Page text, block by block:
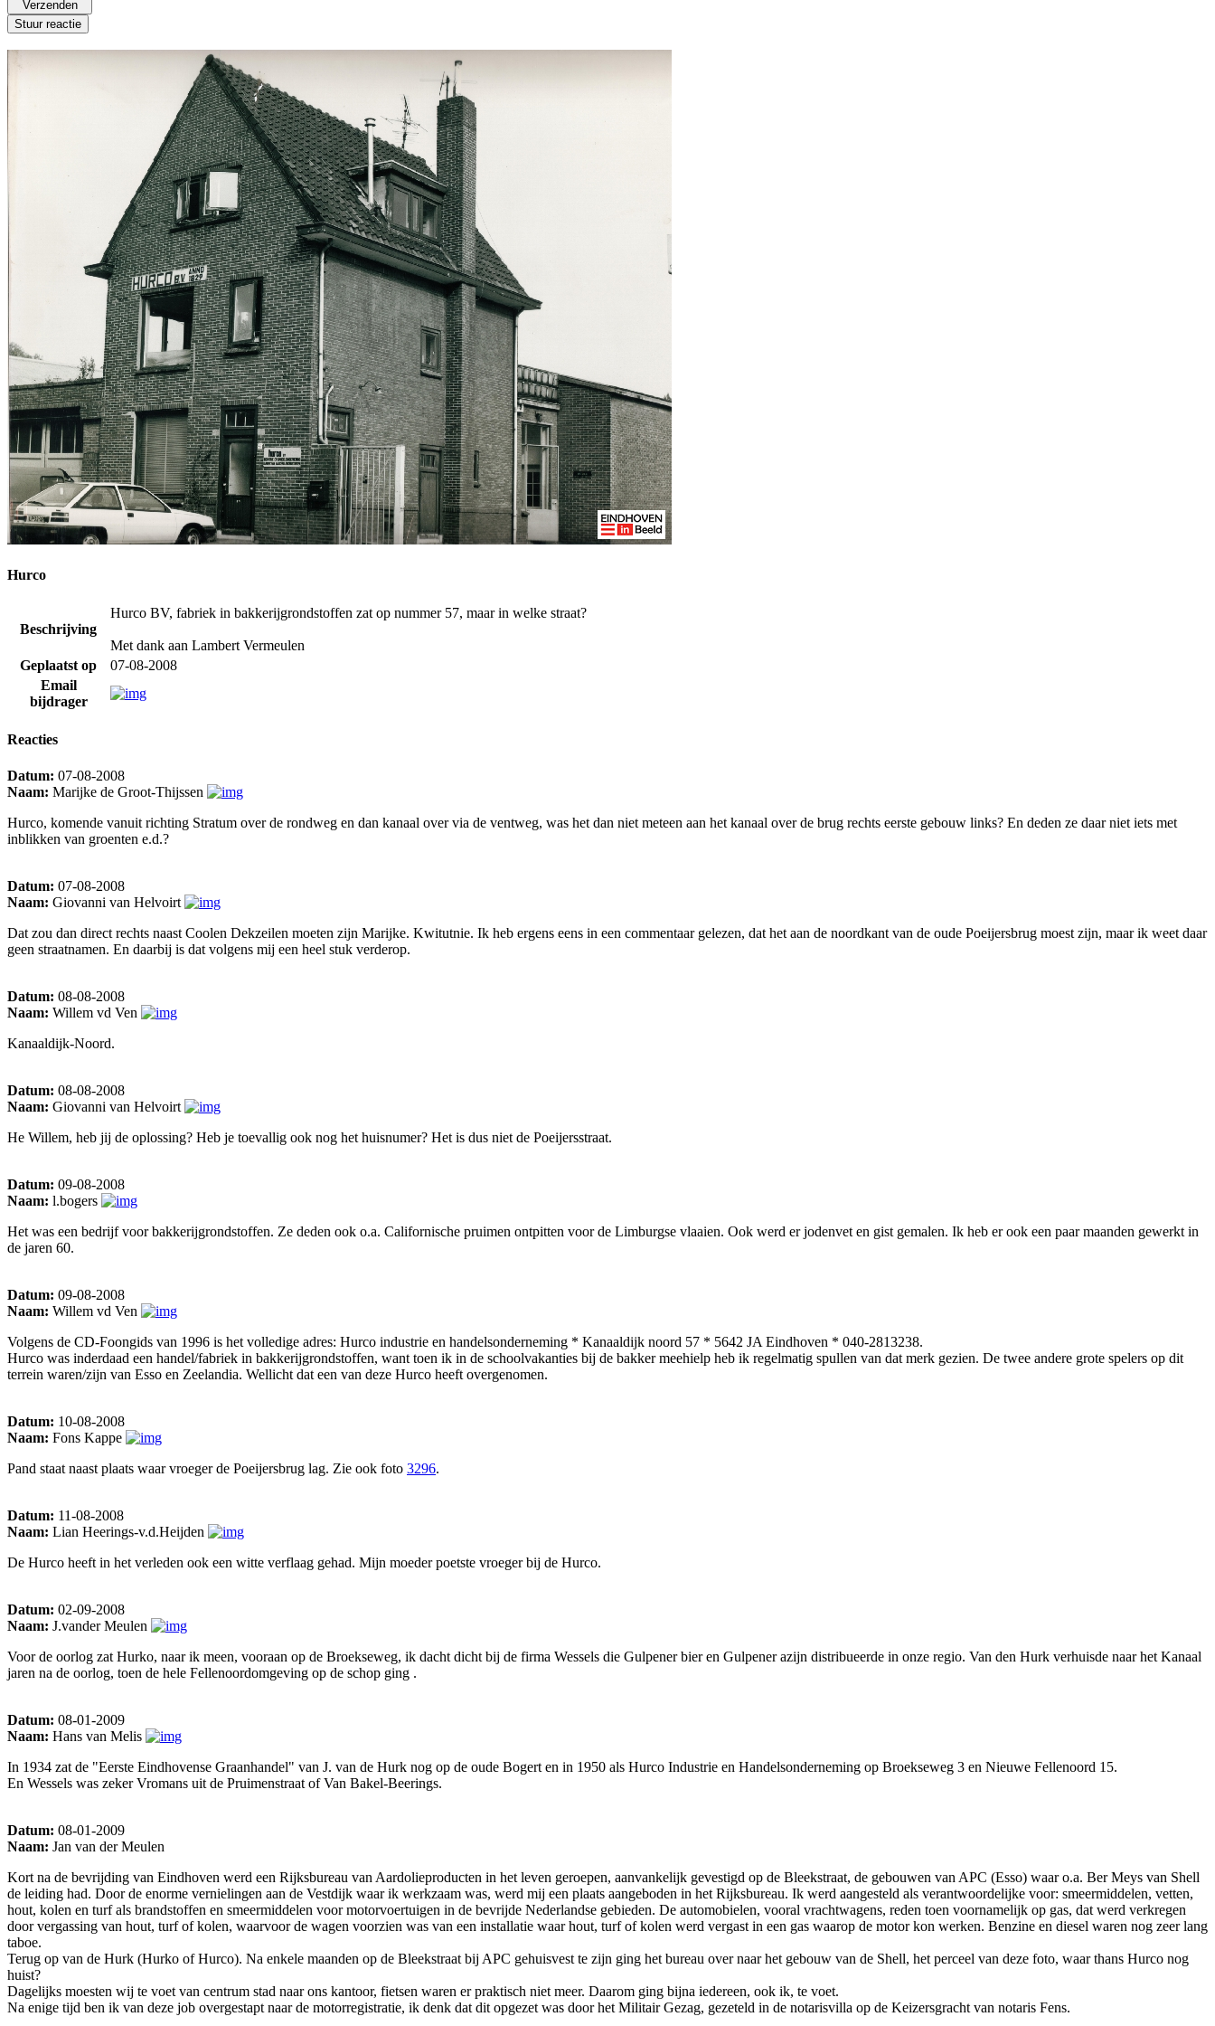
Hurco
Beschrijving
Hurco BV, fabriek in bakkerijgrondstoffen zat op nummer 57, maar in welke straat?
Met dank aan Lambert Vermeulen
Geplaatst op
07-08-2008
Email
bijdrager
Reacties
Datum: 07-08-2008
Naam: Marijke de Groot-Thijssen
Hurco, komende vanuit richting Stratum over de rondweg en dan kanaal over via de ventweg, was het dan niet meteen aan het kanaal over de brug rechts eerste gebouw links? En deden ze daar niet iets met
inblikken van groenten e.d.?
Datum: 07-08-2008
Naam: Giovanni van Helvoirt
Dat zou dan direct rechts naast Coolen Dekzeilen moeten zijn Marijke. Kwitutnie. Ik heb ergens eens in een commentaar gelezen, dat het aan de noordkant van de oude Poeijersbrug moest zijn, maar ik weet daar
geen straatnamen. En daarbij is dat volgens mij een heel stuk verderop.
Datum: 08-08-2008
Naam: Willem vd Ven
Kanaaldijk-Noord.
Datum: 08-08-2008
Naam: Giovanni van Helvoirt
He Willem, heb jij de oplossing? Heb je toevallig ook nog het huisnumer? Het is dus niet de Poeijersstraat.
Datum: 09-08-2008
Naam: l.bogers
Het was een bedrijf voor bakkerijgrondstoffen. Ze deden ook o.a. Californische pruimen ontpitten voor de Limburgse vlaaien. Ook werd er jodenvet en gist gemalen. Ik heb er ook een paar maanden gewerkt in
de jaren 60.
Datum: 09-08-2008
Naam: Willem vd Ven
Volgens de CD-Foongids van 1996 is het volledige adres: Hurco industrie en handelsonderneming * Kanaaldijk noord 57 * 5642 JA Eindhoven * 040-2813238.
Hurco was inderdaad een handel/fabriek in bakkerijgrondstoffen, want toen ik in de schoolvakanties bij de bakker meehielp heb ik regelmatig spullen van dat merk gezien. De twee andere grote spelers op dit
terrein waren/zijn van Esso en Zeelandia. Wellicht dat een van deze Hurco heeft overgenomen.
Datum: 10-08-2008
Naam: Fons Kappe
Pand staat naast plaats waar vroeger de Poeijersbrug lag. Zie ook foto 3296.
Datum: 11-08-2008
Naam: Lian Heerings-v.d.Heijden
De Hurco heeft in het verleden ook een witte verflaag gehad. Mijn moeder poetste vroeger bij de Hurco.
Datum: 02-09-2008
Naam: J.vander Meulen
Voor de oorlog zat Hurko, naar ik meen, vooraan op de Broekseweg, ik dacht dicht bij de firma Wessels die Gulpener bier en Gulpener azijn distribueerde in onze regio. Van den Hurk verhuisde naar het Kanaal
jaren na de oorlog, toen de hele Fellenoordomgeving op de schop ging .
Datum: 08-01-2009
Naam: Hans van Melis
In 1934 zat de "Eerste Eindhovense Graanhandel" van J. van de Hurk nog op de oude Bogert en in 1950 als Hurco Industrie en Handelsonderneming op Broekseweg 3 en Nieuwe Fellenoord 15.
En Wessels was zeker Vromans uit de Pruimenstraat of Van Bakel-Beerings.
Datum: 08-01-2009
Naam: Jan van der Meulen
Kort na de bevrijding van Eindhoven werd een Rijksbureau van Aardolieproducten in het leven geroepen, aanvankelijk gevestigd op de Bleekstraat, de gebouwen van APC (Esso) waar o.a. Ber Meys van Shell
de leiding had. Door de enorme vernielingen aan de Vestdijk waar ik werkzaam was, werd mij een plaats aangeboden in het Rijksbureau. Ik werd aangesteld als verantwoordelijke voor: smeermiddelen, vetten,
hout, kolen en turf als brandstoffen en smeermiddelen voor motorvoertuigen in de bevrijde Nederlandse gebieden. De automobielen, vooral vrachtwagens, reden toen voornamelijk op gas, dat werd verkregen
door vergassing van hout, turf of kolen, waarvoor de wagen voorzien was van een installatie waar hout, turf of kolen werd vergast in een gas waarop de motor kon werken. Benzine en diesel waren nog zeer lang
taboe.
Terug op van de Hurk (Hurko of Hurco). Na enkele maanden op de Bleekstraat bij APC gehuisvest te zijn ging het bureau over naar het gebouw van de Shell, het perceel van deze foto, waar thans Hurco nog
huist?
Dagelijks moesten wij te voet van centrum stad naar ons kantoor, fietsen waren er praktisch niet meer. Daarom ging bijna iedereen, ook ik, te voet.
Na enige tijd ben ik van deze job overgestapt naar de motorregistratie, ik denk dat dit opgezet was door het Militair Gezag, gezeteld in de notarisvilla op de Keizersgracht van notaris Fens.